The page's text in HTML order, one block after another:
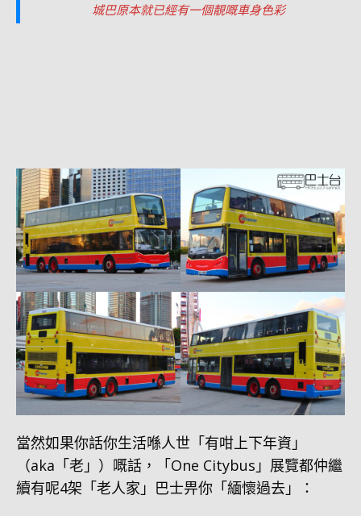
城巴原本就已經有一個靚嘅車身色彩
當然如果你話你生活喺人世「有咁上下年資」
（aka「老」）嘅話，「One Citybus」展覽都仲繼
續有呢4架「老人家」巴士畀你「緬懷過去」：